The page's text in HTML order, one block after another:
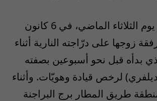
وتروي ريم أنّه يوم الثلاثاء الماضي، في 6 كانون
زوجها على درّاجته النارية أثناء
بدأه قبل نحو أسبوعين بصفته
لرخص قيادة وهويّات. وأثناء
طريق المطار برج البراجنة